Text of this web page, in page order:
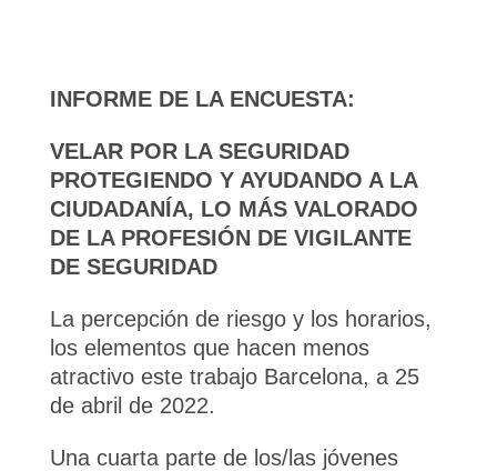
INFORME DE LA ENCUESTA:
VELAR POR LA SEGURIDAD
PROTEGIENDO Y AYUDANDO A LA
CIUDADANÍA, LO MÁS VALORADO
DE LA PROFESIÓN DE VIGILANTE
DE SEGURIDAD
La percepción de riesgo y los horarios,
los elementos que hacen menos
atractivo este trabajo Barcelona, a 25
de abril de 2022.
Una cuarta parte de los/las jóvenes